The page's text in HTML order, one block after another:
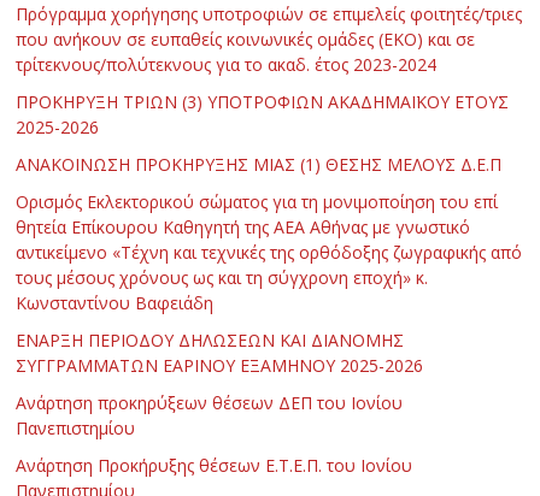
Πρόγραμμα χορήγησης υποτροφιών σε επιμελείς φοιτητές/τριες
που ανήκουν σε ευπαθείς κοινωνικές ομάδες (ΕΚΟ) και σε
τρίτεκνους/πολύτεκνους για το ακαδ. έτος 2023-2024
ΠΡΟΚΗΡΥΞΗ ΤΡΙΩΝ (3) ΥΠΟΤΡΟΦΙΩΝ ΑΚΑΔΗΜΑΪΚΟΥ ΕΤΟΥΣ
2025-2026
ΑΝΑΚΟΙΝΩΣΗ ΠΡΟΚΗΡΥΞΗΣ ΜΙΑΣ (1) ΘΕΣΗΣ ΜΕΛΟΥΣ Δ.Ε.Π
Ορισμός Εκλεκτορικού σώματος για τη μονιμοποίηση του επί
θητεία Επίκουρου Καθηγητή της ΑΕΑ Αθήνας με γνωστικό
αντικείμενο «Τέχνη και τεχνικές της ορθόδοξης ζωγραφικής από
τους μέσους χρόνους ως και τη σύγχρονη εποχή» κ.
Κωνσταντίνου Βαφειάδη
ΕΝΑΡΞΗ ΠΕΡΙΟΔΟΥ ΔΗΛΩΣΕΩΝ ΚΑΙ ΔΙΑΝΟΜΗΣ
ΣΥΓΓΡΑΜΜΑΤΩΝ ΕΑΡΙΝΟΥ ΕΞΑΜΗΝΟΥ 2025-2026
Ανάρτηση προκηρύξεων θέσεων ΔΕΠ του Ιονίου
Πανεπιστημίου
Ανάρτηση Προκήρυξης θέσεων Ε.Τ.Ε.Π. του Ιονίου
Πανεπιστημίου